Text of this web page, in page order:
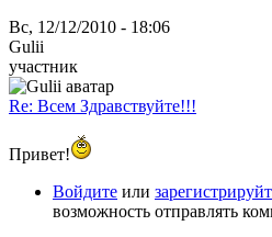
Вс, 12/12/2010 - 18:06
Gulii
участник
Re: Всем Здравствуйте!!!
Привет!
Войдите или
возможность отправлять